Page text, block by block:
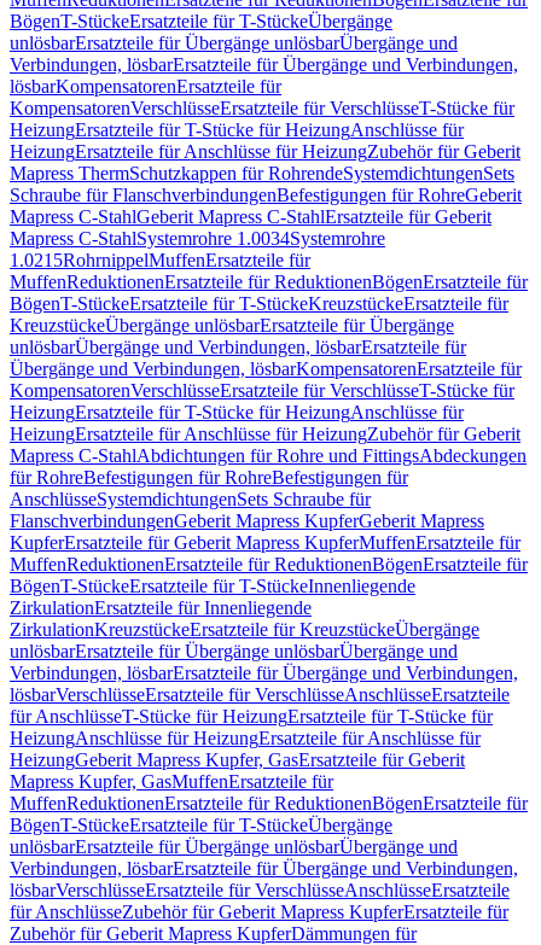
BögenT-StückeErsatzteile für T-StückeÜbergänge
unlösbarErsatzteile für Übergänge unlösbarÜbergänge und
Verbindungen, lösbarErsatzteile für Übergänge und Verbindungen,
lösbarKompensatorenErsatzteile für
KompensatorenVerschlüsseErsatzteile für VerschlüsseT-Stücke für
HeizungErsatzteile für T-Stücke für HeizungAnschlüsse für
HeizungErsatzteile für Anschlüsse für HeizungZubehör für Geberit
Mapress ThermSchutzkappen für RohrendeSystemdichtungenSets
Schraube für FlanschverbindungenBefestigungen für RohreGeberit
Mapress C-StahlGeberit Mapress C-StahlErsatzteile für Geberit
Mapress C-StahlSystemrohre 1.0034Systemrohre
1.0215RohrnippelMuffenErsatzteile für
MuffenReduktionenErsatzteile für ReduktionenBögenErsatzteile für
BögenT-StückeErsatzteile für T-StückeKreuzstückeErsatzteile für
KreuzstückeÜbergänge unlösbarErsatzteile für Übergänge
unlösbarÜbergänge und Verbindungen, lösbarErsatzteile für
Übergänge und Verbindungen, lösbarKompensatorenErsatzteile für
KompensatorenVerschlüsseErsatzteile für VerschlüsseT-Stücke für
HeizungErsatzteile für T-Stücke für HeizungAnschlüsse für
HeizungErsatzteile für Anschlüsse für HeizungZubehör für Geberit
Mapress C-StahlAbdichtungen für Rohre und FittingsAbdeckungen
für RohreBefestigungen für RohreBefestigungen für
AnschlüsseSystemdichtungenSets Schraube für
FlanschverbindungenGeberit Mapress KupferGeberit Mapress
KupferErsatzteile für Geberit Mapress KupferMuffenErsatzteile für
MuffenReduktionenErsatzteile für ReduktionenBögenErsatzteile für
BögenT-StückeErsatzteile für T-StückeInnenliegende
ZirkulationErsatzteile für Innenliegende
ZirkulationKreuzstückeErsatzteile für KreuzstückeÜbergänge
unlösbarErsatzteile für Übergänge unlösbarÜbergänge und
Verbindungen, lösbarErsatzteile für Übergänge und Verbindungen,
lösbarVerschlüsseErsatzteile für VerschlüsseAnschlüsseErsatzteile
für AnschlüsseT-Stücke für HeizungErsatzteile für T-Stücke für
HeizungAnschlüsse für HeizungErsatzteile für Anschlüsse für
HeizungGeberit Mapress Kupfer, GasErsatzteile für Geberit
Mapress Kupfer, GasMuffenErsatzteile für
MuffenReduktionenErsatzteile für ReduktionenBögenErsatzteile für
BögenT-StückeErsatzteile für T-StückeÜbergänge
unlösbarErsatzteile für Übergänge unlösbarÜbergänge und
Verbindungen, lösbarErsatzteile für Übergänge und Verbindungen,
lösbarVerschlüsseErsatzteile für VerschlüsseAnschlüsseErsatzteile
für AnschlüsseZubehör für Geberit Mapress KupferErsatzteile für
Zubehör für Geberit Mapress KupferDämmungen für